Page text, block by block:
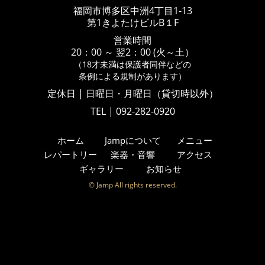
福岡市博多区中洲4丁目1-13
第1きよたけビルB１F
営業時間
20：00 ～ 翌2：00 (火～土）
（18才未満は保護者同伴などの
条例による規制があります）
定休日 | 日曜日・月曜日（貸切時以外）
TEL | 092-282-0920
ホーム Jampについて
メニュー
レパートリー
楽器・音響
アクセス
ギャラリー
お知らせ
© Jamp All rights reserved.